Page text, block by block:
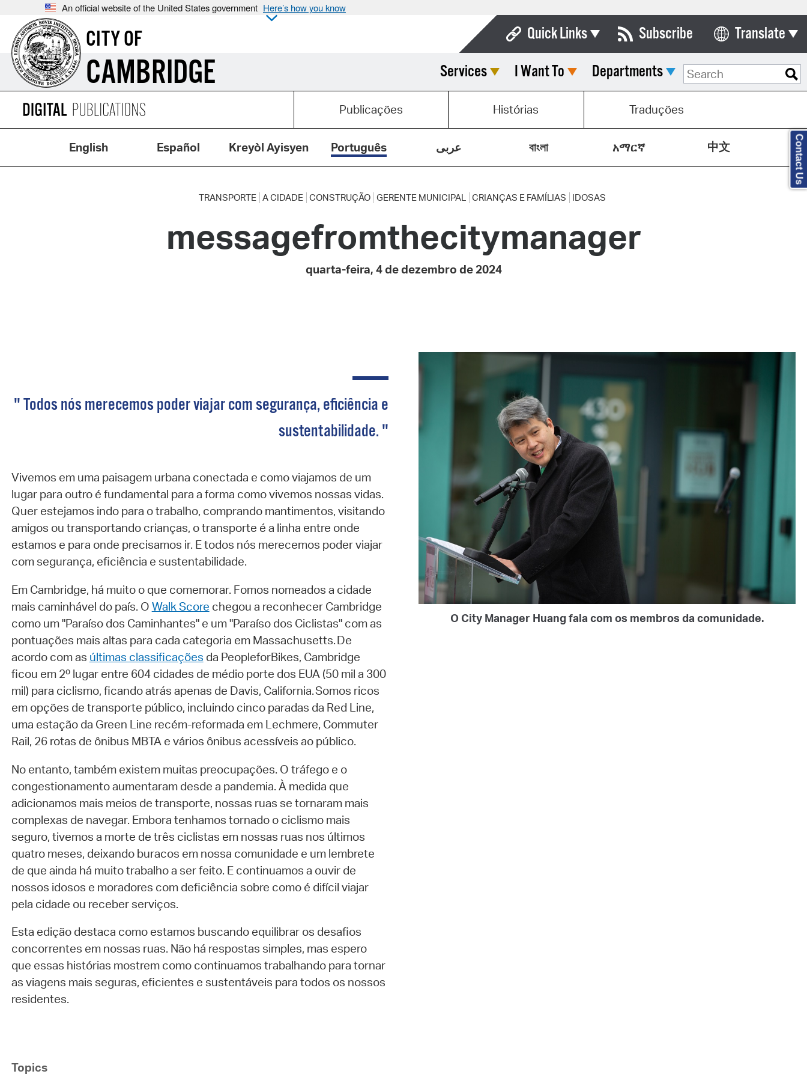
An official website of the United States government Here’s how you know
CITY OF
CAMBRIDGE
Quick Links
Boards & Commissions
Calendar
Contact City Council
Department List
Forms & Documents
Open Meeting Portal
View News
Watch City Council
Subscribe Translate
Select Language
Services I Want To Departments
Publicações Histórias Traduções
English Español Kreyòl Ayisyen Português عربى বাংলা አማርኛ 中文
TRANSPORTE A CIDADE CONSTRUÇÃO GERENTE MUNICIPAL CRIANÇAS E FAMÍLIAS IDOSAS
messagefromthecitymanager
quarta-feira, 4 de dezembro de 2024
" Todos nós merecemos poder viajar com segurança, eficiência e
sustentabilidade. "
Vivemos em uma paisagem urbana conectada e como viajamos de um
lugar para outro é fundamental para a forma como vivemos nossas vidas.
Quer estejamos indo para o trabalho, comprando mantimentos, visitando
amigos ou transportando crianças, o transporte é a linha entre onde
estamos e para onde precisamos ir. E todos nós merecemos poder viajar
com segurança, eficiência e sustentabilidade.
Em Cambridge, há muito o que comemorar. Fomos nomeados a cidade
mais caminhável do país. O Walk Score chegou a reconhecer Cambridge
como um "Paraíso dos Caminhantes" e um "Paraíso dos Ciclistas" com as
pontuações mais altas para cada categoria em Massachusetts. De
acordo com as últimas classificações da PeopleforBikes, Cambridge
ficou em 2º lugar entre 604 cidades de médio porte dos EUA (50 mil a 300
mil) para ciclismo, ficando atrás apenas de Davis, California. Somos ricos
em opções de transporte público, incluindo cinco paradas da Red Line,
uma estação da Green Line recém-reformada em Lechmere, Commuter
Rail, 26 rotas de ônibus MBTA e vários ônibus acessíveis ao público.
No entanto, também existem muitas preocupações. O tráfego e o
congestionamento aumentaram desde a pandemia. À medida que
adicionamos mais meios de transporte, nossas ruas se tornaram mais
complexas de navegar. Embora tenhamos tornado o ciclismo mais
seguro, tivemos a morte de três ciclistas em nossas ruas nos últimos
quatro meses, deixando buracos em nossa comunidade e um lembrete
de que ainda há muito trabalho a ser feito. E continuamos a ouvir de
nossos idosos e moradores com deficiência sobre como é difícil viajar
pela cidade ou receber serviços.
Esta edição destaca como estamos buscando equilibrar os desafios
concorrentes em nossas ruas. Não há respostas simples, mas espero
que essas histórias mostrem como continuamos trabalhando para tornar
as viagens mais seguras, eficientes e sustentáveis para todos os nossos
residentes.
O City Manager Huang fala com os membros da comunidade.
Topics
Contact Us